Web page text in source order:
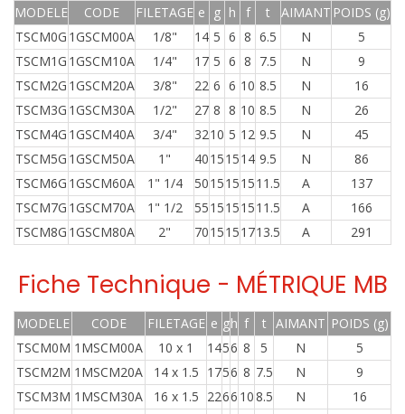
MODELE CODE FILETAGE e g h f t AIMANT POIDS (g)
TSCM0G 1GSCM00A 1/8" 14 5 6 8 6.5 N
5
TSCM1G 1GSCM10A 1/4" 17 5 6 8 7.5 N
9
TSCM2G 1GSCM20A 3/8" 22 6 6 10 8.5 N
16
TSCM3G 1GSCM30A 1/2" 27 8 8 10 8.5 N
26
TSCM4G 1GSCM40A 3/4" 3210 5 12 9.5 N
45
TSCM5G 1GSCM50A 1" 40151514 9.5 N
86
TSCM6G 1GSCM60A 1" 1/4 5015151511.5 A
137
TSCM7G 1GSCM70A 1" 1/2 5515151511.5 A
166
TSCM8G 1GSCM80A 2" 7015151713.5 A 291
Fiche Technique - MÉTRIQUE MB
MODELE CODE FILETAGE e gh f t AIMANT POIDS (g)
TSCM0M 1MSCM00A 10 x 1 1456 8 5 N
5
TSCM2M 1MSCM20A 14 x 1.5 1756 8 7.5 N
9
TSCM3M 1MSCM30A 16 x 1.5 2266 108.5 N
16